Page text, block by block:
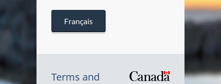
Français
Terms and